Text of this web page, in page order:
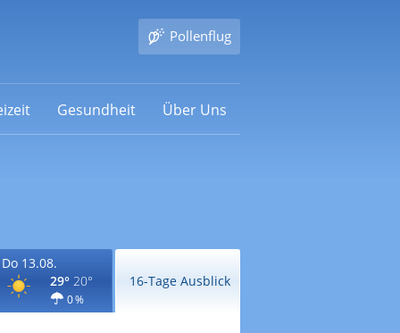
Pollenflug
Gesundheit Über Uns
Do 13.08.
29° 20°
0 %
16-Tage Ausblick